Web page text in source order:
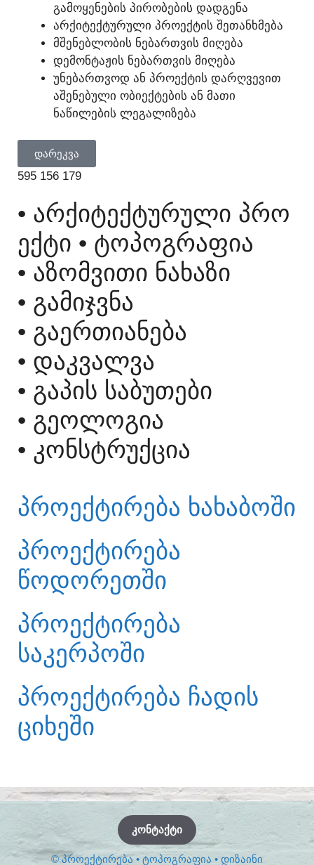
ᲒᲐᲛᲝᲧᲔᲜᲔᲑᲘᲡ ᲞᲘᲠᲝᲑᲔᲑᲘᲡ ᲓᲐᲓᲒᲔᲜᲐ
ᲐᲠᲥᲘᲢᲔᲥᲢᲣᲠᲣᲚᲘ ᲞᲠᲝᲔᲥᲢᲘᲡ ᲨᲔᲗᲐᲜᲮᲛᲔᲑᲐ
ᲛᲨᲔᲜᲔᲑᲚᲝᲑᲘᲡ ᲜᲔᲑᲐᲠᲗᲕᲘᲡ ᲛᲘᲦᲔᲑᲐ
ᲓᲔᲛᲝᲜᲢᲐᲟᲘᲡ ᲜᲔᲑᲐᲠᲗᲕᲘᲡ ᲛᲘᲦᲔᲑᲐ
ᲣᲜᲔᲑᲐᲠᲗᲕᲝᲓ ᲐᲜ ᲞᲠᲝᲔᲥᲢᲘᲡ ᲓᲐᲠᲦᲕᲔᲕᲘᲗ
ᲐᲨᲔᲜᲔᲑᲣᲚᲘ ᲝᲑᲘᲔᲥᲢᲔᲑᲘᲡ ᲐᲜ ᲛᲐᲗᲘ
ᲜᲐᲬᲘᲚᲔᲑᲘᲡ ᲚᲔᲒᲐᲚᲘᲖᲔᲑᲐ
ᲓᲐᲠᲔᲙᲕᲐ
595 156 179
• ᲐᲠᲥᲘᲢᲔᲥᲢᲣᲠᲣᲚᲘ ᲞᲠᲝ
ᲔᲥᲢᲘ • ᲢᲝᲞᲝᲒᲠᲐᲤᲘᲐ
• ᲐᲖᲝᲛᲕᲘᲗᲘ ᲜᲐᲮᲐᲖᲘ
• ᲒᲐᲛᲘᲯᲕᲜᲐ
• ᲒᲐᲔᲠᲗᲘᲐᲜᲔᲑᲐ
• ᲓᲐᲙᲕᲐᲚᲕᲐ
• ᲒᲐᲞᲘᲡ ᲡᲐᲑᲣᲗᲔᲑᲘ
• ᲒᲔᲝᲚᲝᲒᲘᲐ
• ᲙᲝᲜᲡᲢᲠᲣᲥᲪᲘᲐ
ᲞᲠᲝᲔᲥᲢᲘᲠᲔᲑᲐ ᲮᲐᲮᲐᲑᲝᲨᲘ
ᲞᲠᲝᲔᲥᲢᲘᲠᲔᲑᲐ
ᲬᲝᲓᲝᲠᲔᲗᲨᲘ
ᲞᲠᲝᲔᲥᲢᲘᲠᲔᲑᲐ
ᲡᲐᲙᲔᲠᲞᲝᲨᲘ
ᲞᲠᲝᲔᲥᲢᲘᲠᲔᲑᲐ ᲩᲐᲓᲘᲡ
ᲪᲘᲮᲔᲨᲘ
ᲙᲝᲜᲢᲐᲥᲢᲘ
© ᲞᲠᲝᲔᲥᲢᲘᲠᲔᲑᲐ • ᲢᲝᲞᲝᲒᲠᲐᲤᲘᲐ • ᲓᲘᲖᲐᲘᲜᲘ